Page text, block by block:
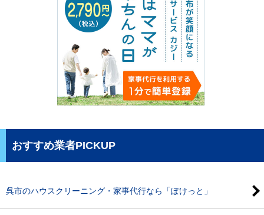
おすすめ業者PICKUP
呉市のハウスクリーニング・家事代行なら「ぽけっと」